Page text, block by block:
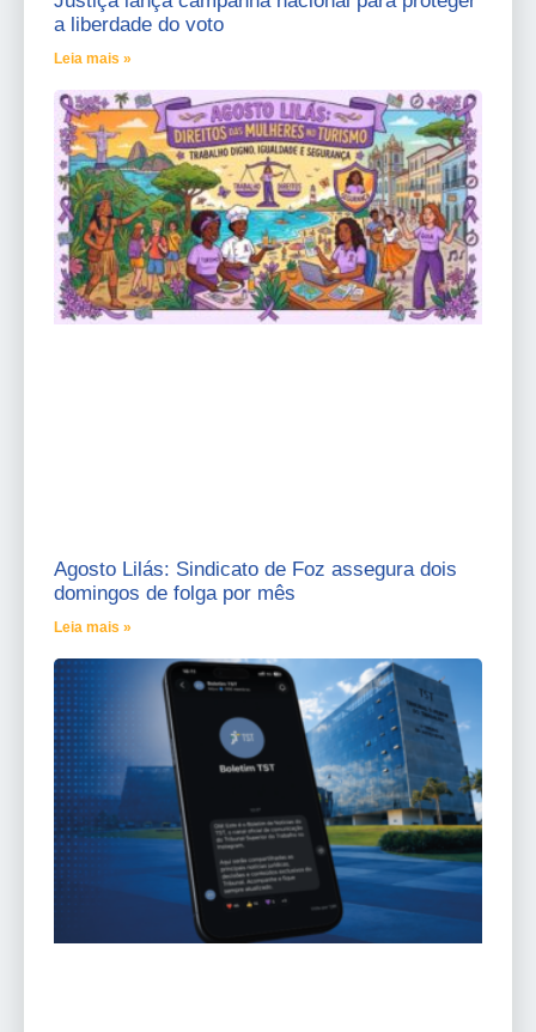
a liberdade do voto
Leia mais »
Agosto Lilás: Sindicato de Foz assegura dois
domingos de folga por mês
Leia mais »